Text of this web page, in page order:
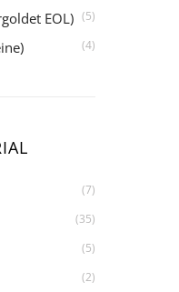
EOL) (5)
(4)
(7)
(35)
(5)
(2)